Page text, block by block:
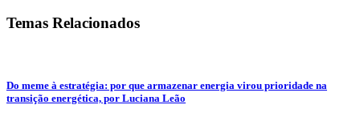
Temas Relacionados
Do meme à estratégia: por que armazenar energia virou prioridade na
transição energética, por Luciana Leão